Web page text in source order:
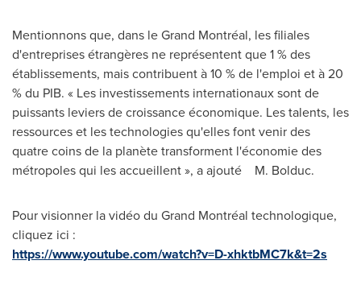
Mentionnons que, dans le Grand Montréal, les filiales
d'entreprises étrangères ne représentent que 1 % des
établissements, mais contribuent à 10 % de l'emploi et à 20
% du PIB. « Les investissements internationaux sont de
puissants leviers de croissance économique. Les talents, les
ressources et les technologies qu'elles font venir des
quatre coins de la planète transforment l'économie des
métropoles qui les accueillent », a ajouté M. Bolduc.
Pour visionner la vidéo du Grand Montréal technologique,
cliquez ici :
https://www.youtube.com/watch?v=D-xhktbMC7k&t=2s